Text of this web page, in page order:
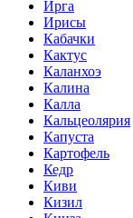
Ирга
Ирисы
Кабачки
Кактус
Каланхоэ
Калина
Калла
Кальцеолярия
Капуста
Картофель
Кедр
Киви
Кизил